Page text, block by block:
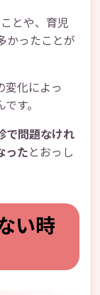
とや、育児
かったことが
変化によっ
す。
で問題なけれ
ったとおっし
い時